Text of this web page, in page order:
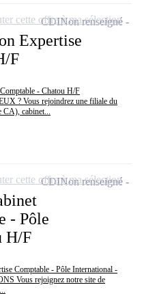
Expertise
F
- Chatou H/F
? Vous rejoindrez une filiale du
CA), cabinet...
CDINon renseigné
cette offre à ma sélection
- Pôle
H/F
Comptable - Pôle International -
Vous rejoignez notre site de
CDINon renseigné
cette offre à ma sélection